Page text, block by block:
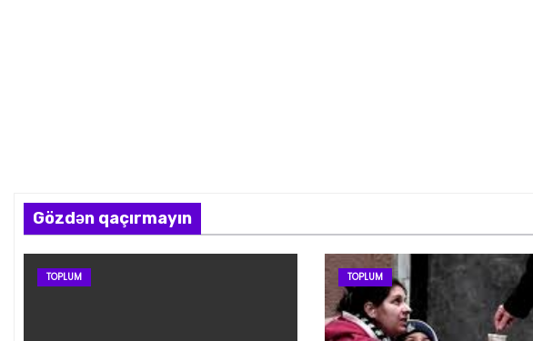
Gözdən qaçırmayın
TOPLUM TOPLUM